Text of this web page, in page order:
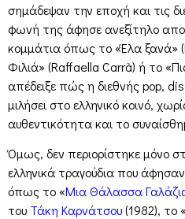
σημάδεψαν την εποχή και τις
φωνή της άφησε ανεξίτηλο
κομμάτια όπως το «Έλα ξανά»
Φιλιά» (Raffaella Carrà) ή το
απέδειξε πώς η διεθνής pop,
μιλήσει στο ελληνικό κοινό,
αυθεντικότητα και το
Όμως, δεν περιορίστηκε μόνο
ελληνικά τραγούδια που
όπως το «Μια Θάλασσα
του Τάκη Καρνάτσου(1982), το «